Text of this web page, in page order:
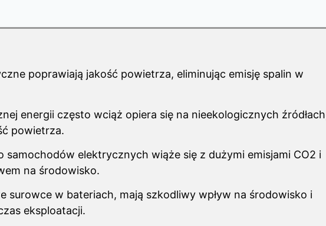
poprawiają jakość powietrza, eliminując emisję spalin w
energii często wciąż opiera się na nieekologicznych
powietrza.
samochodów elektrycznych wiąże się z dużymi emisjami CO2 i
na środowisko.
surowce w bateriach, mają szkodliwy wpływ na środowisko i
eksploatacji.